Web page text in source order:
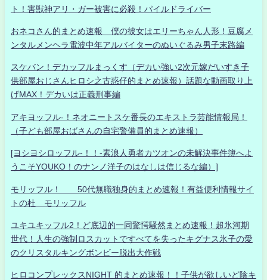
ト！害獣神アリ・ガー被害に必殺！パイルドライバー
おネコさん的まとめ速報 僕の彼女はエリーちゃん人形！豆腐メ
ンタルメンヘラ電波中年アルバイターのぬいぐるみ男子末路編
スケバン！デカッフルまっくす（デカい強い2次元嫁だいすき子
供部屋おじさんヒロシ之古惑仔的まとめ速報）話題な動画取り上
げMAX！デカいは正義刑事編
アキヨッフル-！ネオニートスケ番長のエキストラ芸能情報局！
（子ども部屋おばさんの自宅警備員的まとめ速報）
[ヨシヨシロッフル-！！-素浪人勇者カツオンの未解決事件簿へよ
うこそYOUKO！のナンノ洋子のはなしは信じるな編）]
モリッフル！ 50代無職独身的まとめ速報！有益便利情報サイ
トの杜 モリッフル
ユキユキッフル2！ど底辺的一同驚愕騒然まとめ速報！超氷河期
世代！人生の強制ロスカットですべてを失ったキグナス氷子の愛
のクリスタルキングボンビー脱出大作戦
ヒロコンプレックスNIGHT 的まとめ速報！！子供が欲しいど陰キ